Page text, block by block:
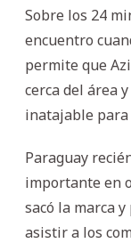
Sobre los 24
encuentro
permite que
cerca del área
inatajable para
Paraguay
importante en
sacó la marca
asistir a los